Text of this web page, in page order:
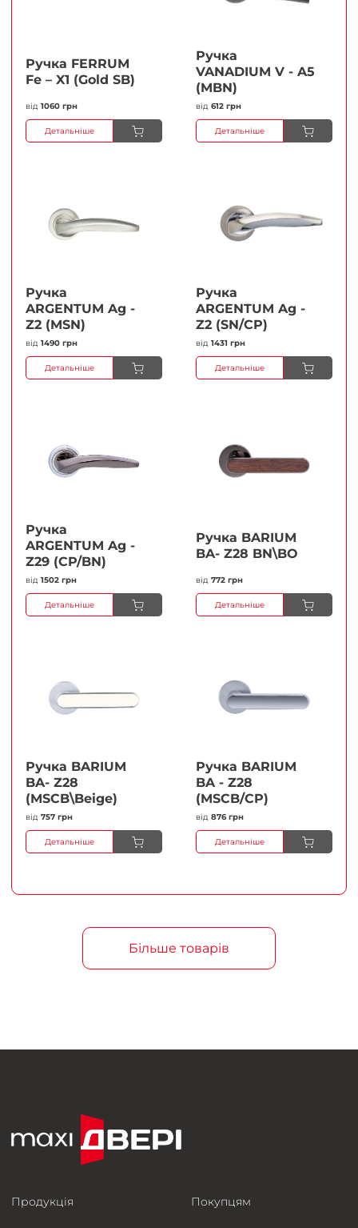
Ручка FERRUМ
Fe – X1 (Gold SB)
від 1060 грн
Детальніше
Ручка
VANADIUM V - A5
(MBN)
від 612 грн
Детальніше
Ручка
ARGENTUM Ag -
Z2 (MSN)
від 1490 грн
Детальніше
Ручка
ARGENTUM Ag -
Z2 (SN/CP)
від 1431 грн
Детальніше
Ручка
ARGENTUM Ag -
Z29 (CP/BN)
від 1502 грн
Детальніше
Ручка BARIUM
BA- Z28 BN\BO
від 772 грн
Детальніше
Ручка BARIUM
BA- Z28
(MSCB\Beige)
від 757 грн
Детальніше
Ручка BARIUM
BA - Z28
(MSCB/CP)
від 876 грн
Детальніше
Більше товарів
Продукція Покупцям